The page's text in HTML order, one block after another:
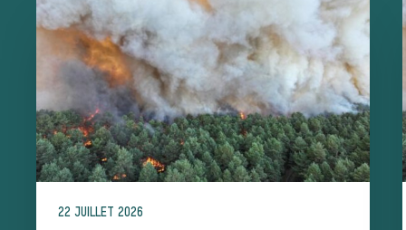
La trompe de
chasse
Les missions de la Société de Vènerie
22 JUILLET 2026